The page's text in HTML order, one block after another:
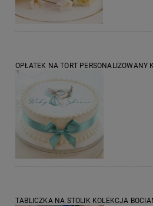
OPŁATEK NA TORT PERSONALIZOWANY
TABLICZKA NA STOLIK KOLEKCJA